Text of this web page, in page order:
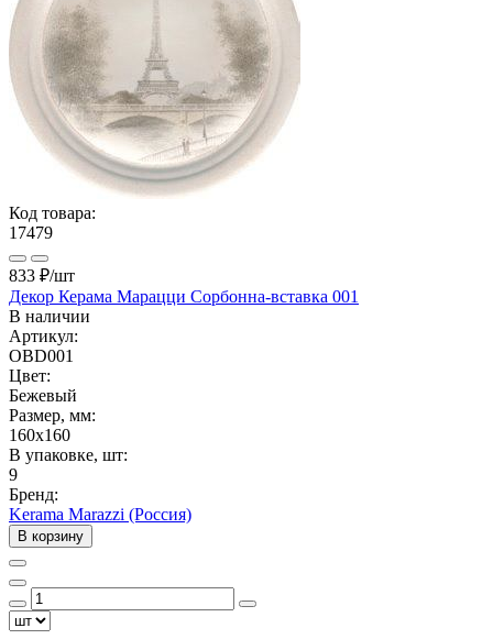
Код товара:
17479
833 ₽/шт
Декор Керама Марацци Сорбонна-вставка 001
В наличии
Артикул:
OBD001
Цвет:
Бежевый
Размер, мм:
160x160
В упаковке, шт:
9
Бренд:
Kerama Marazzi (Россия)
В корзину